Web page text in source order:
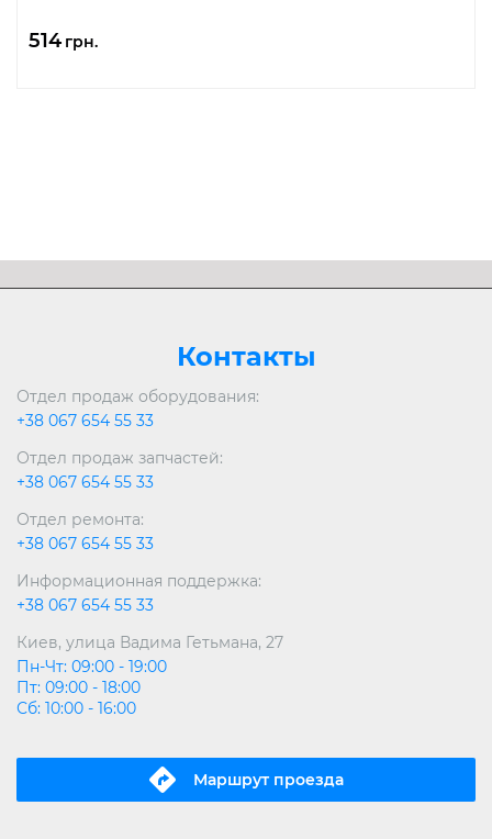
514 грн.
Контакты
Отдел продаж оборудования:
+38 067 654 55 33
Отдел продаж запчастей:
+38 067 654 55 33
Отдел ремонта:
+38 067 654 55 33
Информационная поддержка:
+38 067 654 55 33
Киев, улица Вадима Гетьмана, 27
Пн-Чт: 09:00 - 19:00
Пт: 09:00 - 18:00
Сб: 10:00 - 16:00
Маршрут проeзда